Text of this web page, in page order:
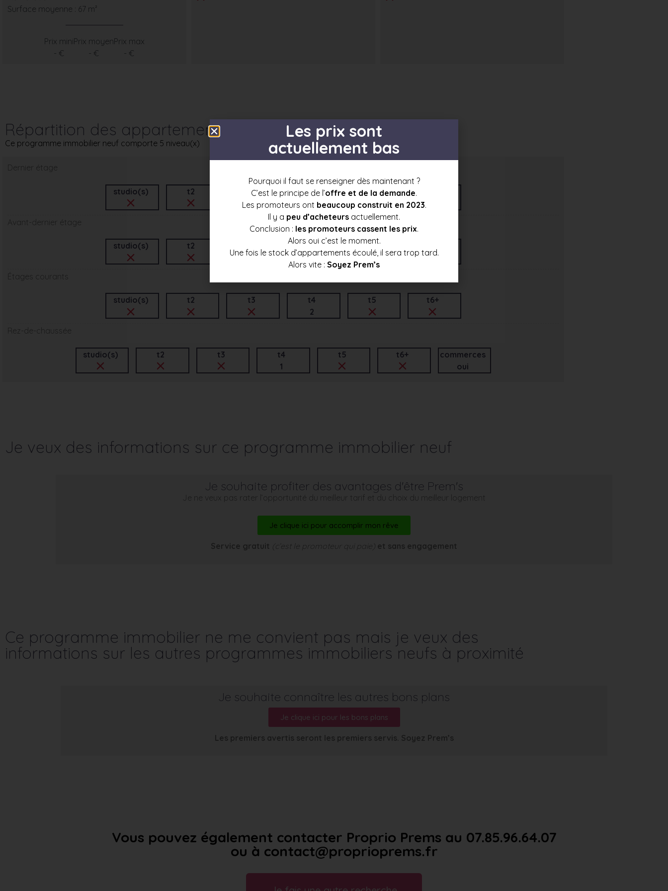
Surface moyenne : 67 m²
Prix mini
- €
Prix moyen
- €
Prix max
- €
Répartition des appartements par étage
Ce programme immobilier neuf comporte 5 niveau(x)
Dernier étage
studio(s) t2 t3
t4
1
t5
Avant-dernier étage
studio(s) t2
t4
1
t5
Étages courants
studio(s) t2 t3
t4
2
t5 t6+
Rez-de-chaussée
studio(s) t2 t3
t4
1
t5 t6+
commerces
oui
Je veux des informations sur ce programme immobilier neuf
Je souhaite profiter des avantages d'être Prem's
Je ne veux pas rater l’opportunité du meilleur tarif et du choix du meilleur logement
Je clique ici pour accomplir mon rêve
Service gratuit (c’est le promoteur qui paie) et sans engagement
Ce programme immobilier ne me convient pas mais je veux des
informations sur les autres programmes immobiliers neufs à proximité
Je souhaite connaître les autres bons plans
Je clique ici pour les bons plans
Les premiers avertis seront les premiers servis. Soyez Prem’s
Vous pouvez également contacter Proprio Prems au 07.85.96.64.07
ou à contact@proprioprems.fr
Les prix sont
actuellement bas
Pourquoi il faut se renseigner dès maintenant ?
C’est le principe de l’offre et de la demande.
Les promoteurs ont beaucoup construit en 2023.
Il y a peu d’acheteurs actuellement.
Conclusion : les promoteurs cassent les prix.
Alors oui c’est le moment.
Une fois le stock d’appartements écoulé, il sera trop tard.
Alors vite : Soyez Prem’s